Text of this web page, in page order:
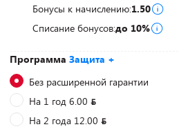
Программа Защита +
Без расширенной гарантии
На 1 год 6.00
На 2 года 12.00
Бонусы к начислению:1.50
Списание бонусов:до 10%